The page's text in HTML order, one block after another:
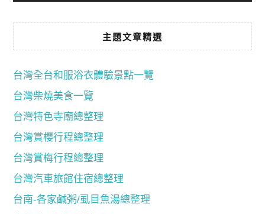
主題文章精選
台灣全台和服浴衣體驗景點一覽
台灣柴燒美食一覽
台灣特色寺廟總整理
台灣賞櫻行程總整理
台灣賞梅行程總整理
台灣汽車旅館住宿總整理
台南-各家鹹粥/虱目魚湯總整理